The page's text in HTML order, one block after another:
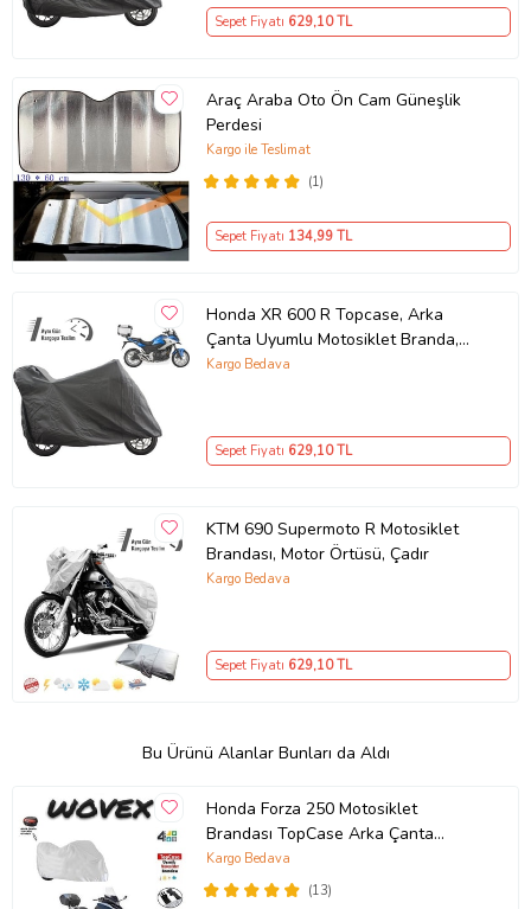
Sepet Fiyatı 629,10 TL
Araç Araba Oto Ön Cam Güneşlik
Perdesi
(1)
Kargo ile Teslimat
Sepet Fiyatı 134,99 TL
Honda XR 600 R Topcase, Arka
Çanta Uyumlu Motosiklet Branda,
Motor Örtüsü , Çadır
Kargo Bedava
Sepet Fiyatı 629,10 TL
KTM 690 Supermoto R Motosiklet
Brandası, Motor Örtüsü, Çadır
Kargo Bedava
Sepet Fiyatı 629,10 TL
Bu Ürünü Alanlar Bunları da Aldı
Honda Forza 250 Motosiklet
Brandası TopCase Arka Çanta
Uyumlu Branda,Örtü
(13)
Kargo Bedava